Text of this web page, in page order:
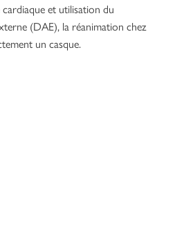
et utilisation du
(DAE), la réanimation chez
un casque.